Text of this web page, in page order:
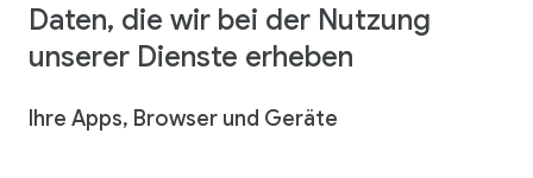
Daten, die wir bei der Nutzung
unserer Dienste erheben
Ihre Apps, Browser und Geräte